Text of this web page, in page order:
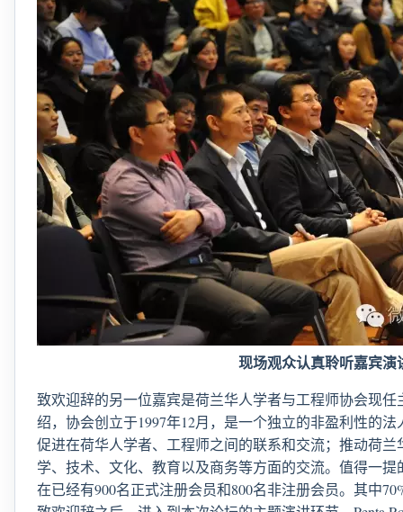
现场观众认真聆听嘉宾演
致欢迎辞的另一位嘉宾是荷兰华人学者与工程师协会现
绍，协会创立于1997年12月，是一个独立的非盈利性的
促进在荷华人学者、工程师之间的联系和交流；推动荷
学、技术、文化、教育以及商务等方面的交流。值得一
在已经有900名正式注册会员和800名非注册会员。其中